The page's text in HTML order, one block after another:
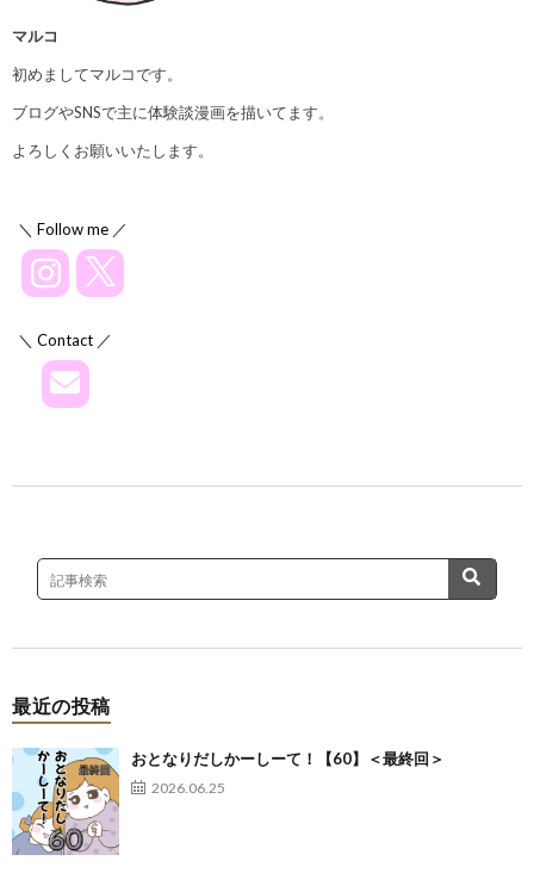
マルコ
初めましてマルコです。
ブログやSNSで主に体験談漫画を描いてます。
よろしくお願いいたします。
＼ Follow me ／
＼ Contact ／
最近の投稿
おとなりだしかーしーて！【60】＜最終回＞
2026.06.25